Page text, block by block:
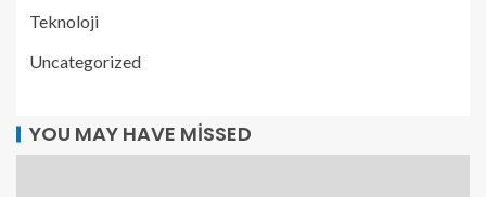
Teknoloji
Uncategorized
YOU MAY HAVE MISSED